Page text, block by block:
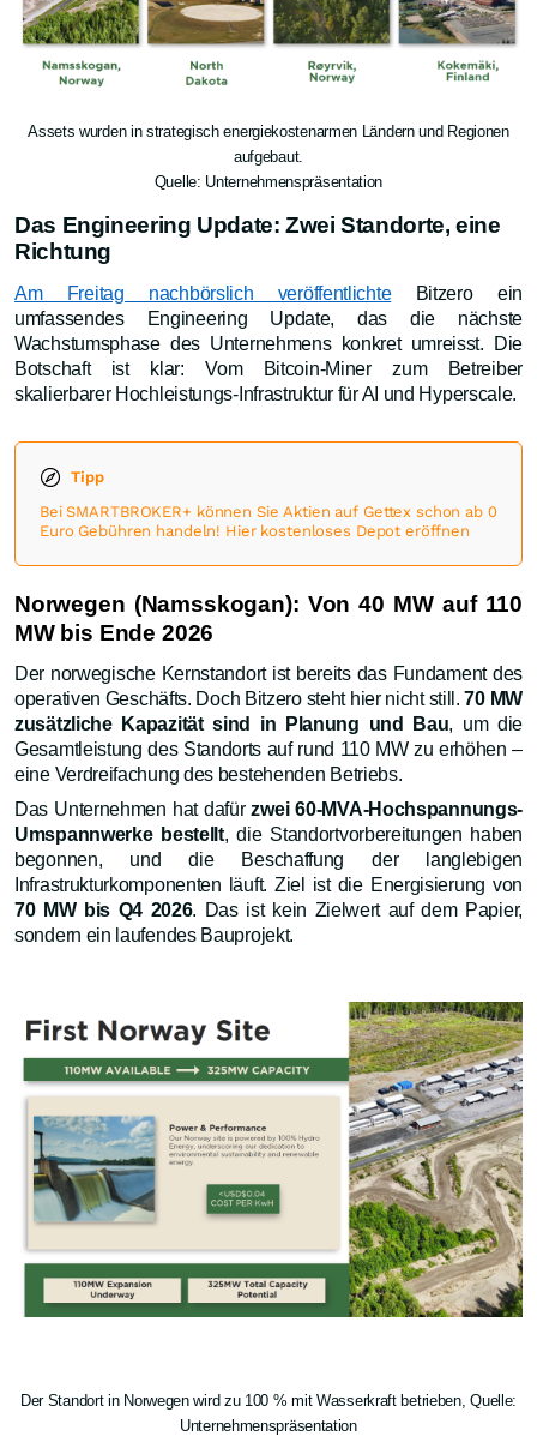
Assets wurden in strategisch energiekostenarmen Ländern und Regionen
aufgebaut.
Quelle: Unternehmenspräsentation
Das Engineering Update: Zwei Standorte, eine
Richtung
Am Freitag nachbörslich veröffentlichteBitzero ein
umfassendes Engineering Update, das die nächste
Wachstumsphase des Unternehmens konkret umreisst. Die
Botschaft ist klar: Vom Bitcoin-Miner zum Betreiber
skalierbarer Hochleistungs-Infrastruktur für AI und Hyperscale.
Tipp
Bei SMARTBROKER+ können Sie Aktien auf Gettex schon ab 0
Euro Gebühren handeln! Hier kostenloses Depot eröffnen
Norwegen (Namsskogan): Von 40 MW auf 110
MW bis Ende 2026
Der norwegische Kernstandort ist bereits das Fundament des
operativen Geschäfts. Doch Bitzero steht hier nicht still.70 MW
zusätzliche Kapazität sind in Planung und Bau, um die
Gesamtleistung des Standorts auf rund 110 MW zu erhöhen –
eine Verdreifachung des bestehenden Betriebs.
Das Unternehmen hat dafürzwei 60-MVA-Hochspannungs-
Umspannwerke bestellt, die Standortvorbereitungen haben
begonnen, und die Beschaffung der langlebigen
Infrastrukturkomponenten läuft. Ziel ist die Energisierung von
70 MW bis Q4 2026. Das ist kein Zielwert auf dem Papier,
sondern ein laufendes Bauprojekt.
Der Standort in Norwegen wird zu 100 % mit Wasserkraft betrieben, Quelle:
Unternehmenspräsentation